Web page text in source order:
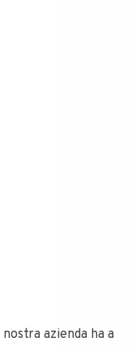
azienda ha a